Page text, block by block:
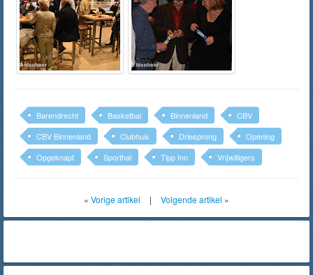
Barendrecht Basketbal Binnenland
CBV
CBV Binnenland
Clubhuis Driesprong
Opening
Opgeknapt
Sporthal Tipp Inn Vrijwilligers
« Vorige artikel | Volgende artikel »